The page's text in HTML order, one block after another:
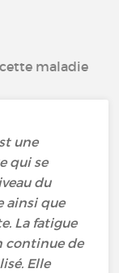
maladie
une
qui se
du
ainsi que
La fatigue
continue de
Elle